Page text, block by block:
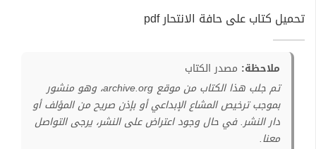
تحميل كتاب على حافة الانتحار pdf
ملاحظة: مصدر الكتاب
تم جلب هذا الكتاب من موقع archive.org، وهو منشور
بموجب ترخيص المشاع الإبداعي أو بإذن صريح من المؤلف أو
دار النشر. في حال وجود اعتراض على النشر، يرجى التواصل
معنا.